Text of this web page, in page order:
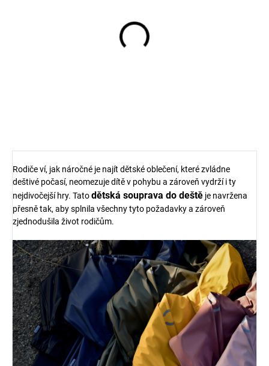
Rodiče ví, jak náročné je najít dětské oblečení, které zvládne
deštivé počasí, neomezuje dítě v pohybu a zároveň vydrží i ty
nejdivočejší hry. Tatodětská souprava do deště je navržena
přesně tak, aby splnila všechny tyto požadavky a zároveň
zjednodušila život rodičům.